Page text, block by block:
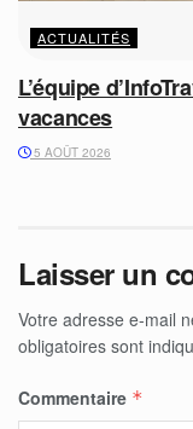
ACTUALITÉS
L’équipe
vacances
5 AOÛT 2026
Laisser un
Votre adresse e-mail
obligatoires sont
Commentaire *